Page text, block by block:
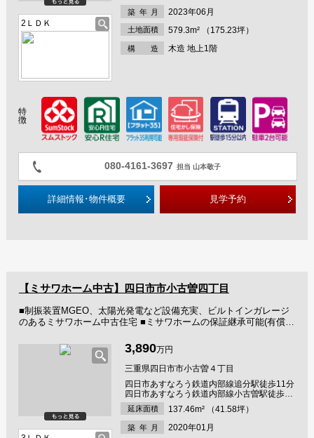
2ＬＤＫ
築年 月 2023年06月
土地面積 579.3m² （175.23坪）
構 造 木造 地上1階
特
徴
080-4161-3697 担当 山本敬子
詳細情報･物件概要 見学予約
【ミサワホーム中古】四日市市小古曽四丁目
■制振装置MGEO、太陽光発電など設備充実、ビルトインガレージ
のあるミサワホーム中古住宅 ■ミサワホームの保証継承可能(有償)
ト35適合物件です
3,890万円
三重県四日市市小古曽４丁目
四日市あすなろう鉄道内部線追分駅徒歩11分
四日市あすなろう鉄道内部線小古曽駅徒歩12
分 四日市あすなろう鉄道内部線内部駅徒歩15
分延床面積 137.46m² （41.58坪）
築年 月 2020年01月